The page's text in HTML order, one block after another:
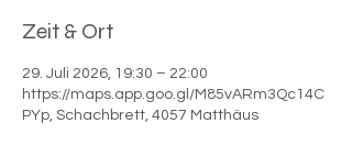
Zeit & Ort
29. Juli 2026, 19:30 – 22:00
https://maps.app.goo.gl/M85vARm3Qc14C
PYp, Schachbrett, 4057 Matthäus